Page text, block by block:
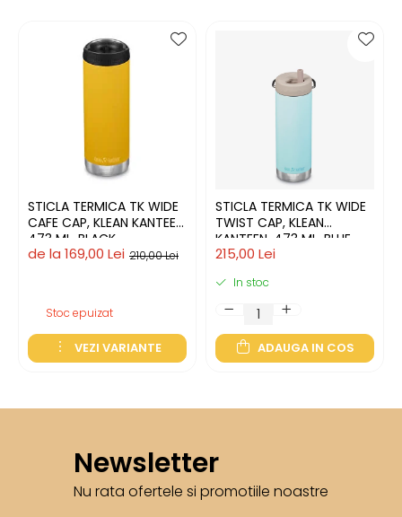
STICLA TERMICA TK WIDE
CAFE CAP, KLEAN KANTEEN,
473 ML, BLACK
210,00 Lei
de la 169,00 Lei
Stoc epuizat
VEZI VARIANTE
STICLA TERMICA TK WIDE
TWIST CAP, KLEAN
KANTEEN, 473 ML, BLUE
TINT
215,00 Lei
In stoc
ADAUGA IN COS
Newsletter
Nu rata ofertele si promotiile noastre